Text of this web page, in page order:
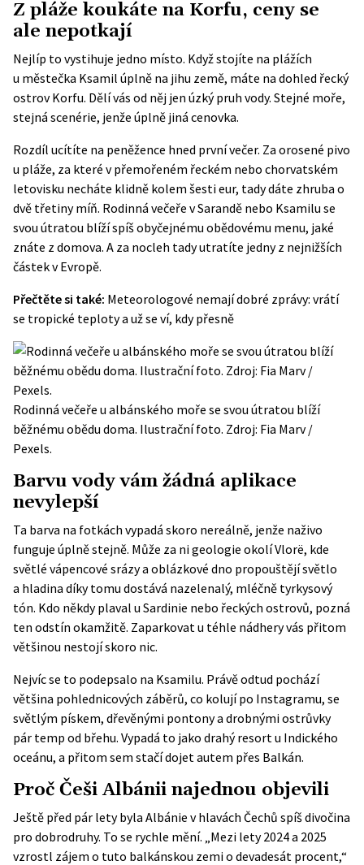
Z pláže koukáte na Korfu, ceny se
ale nepotkají
Nejlíp to vystihuje jedno místo. Když stojíte na plážích
u městečka Ksamil úplně na jihu země, máte na dohled řecký
ostrov Korfu. Dělí vás od něj jen úzký pruh vody. Stejné moře,
stejná scenérie, jenže úplně jiná cenovka.
Rozdíl ucítíte na peněžence hned první večer. Za orosené pivo
u pláže, za které v přemořeném řeckém nebo chorvatském
letovisku necháte klidně kolem šesti eur, tady dáte zhruba o
dvě třetiny míň. Rodinná večeře v Sarandě nebo Ksamilu se
svou útratou blíží spíš obyčejnému obědovému menu, jaké
znáte z domova. A za nocleh tady utratíte jedny z nejnižších
částek v Evropě.
Přečtěte si také: Meteorologové nemají dobré zprávy: vrátí
se tropické teploty a už se ví, kdy přesně
Rodinná večeře u albánského moře se svou útratou blíží
běžnému obědu doma. Ilustrační foto. Zdroj: Fia Marv /
Pexels.
Barvu vody vám žádná aplikace
nevylepší
Ta barva na fotkách vypadá skoro nereálně, jenže naživo
funguje úplně stejně. Může za ni geologie okolí Vlorë, kde
světlé vápencové srázy a oblázkové dno propouštějí světlo
a hladina díky tomu dostává nazelenalý, mléčně tyrkysový
tón. Kdo někdy plaval u Sardinie nebo řeckých ostrovů, pozná
ten odstín okamžitě. Zaparkovat u téhle nádhery vás přitom
většinou nestojí skoro nic.
Nejvíc se to podepsalo na Ksamilu. Právě odtud pochází
většina pohlednicových záběrů, co kolují po Instagramu, se
světlým pískem, dřevěnými pontony a drobnými ostrůvky
pár temp od břehu. Vypadá to jako drahý resort u Indického
oceánu, a přitom sem stačí dojet autem přes Balkán.
Proč Češi Albánii najednou objevili
Ještě před pár lety byla Albánie v hlavách Čechů spíš divočina
pro dobrodruhy. To se rychle mění. „Mezi lety 2024 a 2025
vzrostl zájem o tuto balkánskou zemi o devadesát procent,“